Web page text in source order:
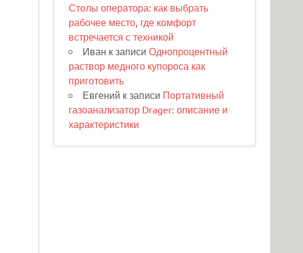
Столы оператора: как выбрать
рабочее место, где комфорт
встречается с техникой
Иван к записиОднопроцентный
раствор медного купороса как
приготовить
Евгений к записи Портативный
газоанализатор Drager: описание и
характеристики